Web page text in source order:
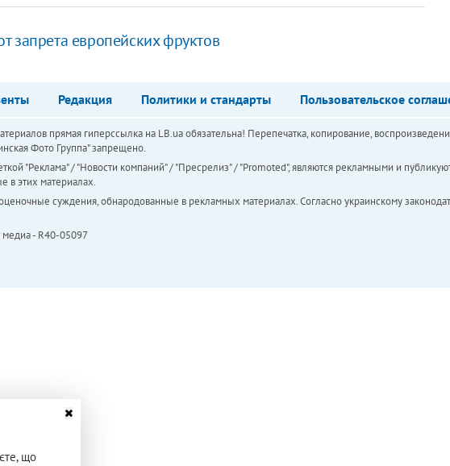
запрета европейских фруктов
Редакция Политики и стандарты Пользовательское
прямая гиперссылка на LB.ua обязательна! Перепечатка, копирование,
Фото Группа" запрещено.
"Реклама" / "Новости компаний" / "Пресрелиз" / "Promoted", являются рекламными и
в этих материалах.
суждения, обнародованные в рекламных материалах. Согласно украинскому
- R40-05097
що